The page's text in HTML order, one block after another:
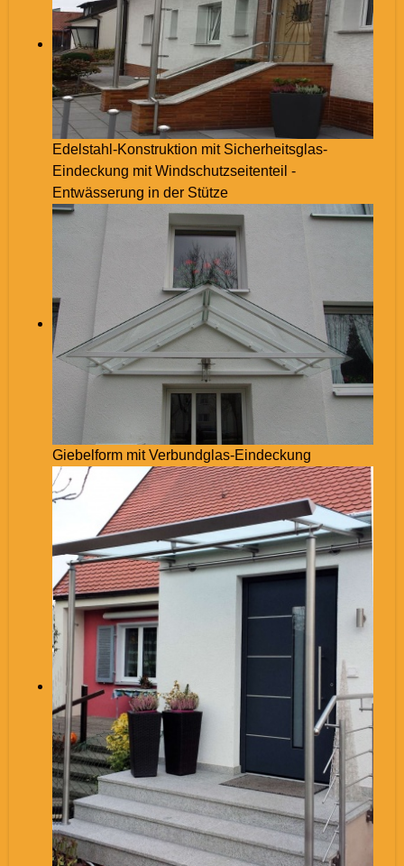
Edelstahl-Konstruktion mit Sicherheitsglas-
Eindeckung mit Windschutzseitenteil -
Entwässerung in der Stütze
Giebelform mit Verbundglas-Eindeckung